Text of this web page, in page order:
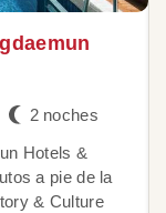
2 noches
Hotels &
a pie de la
& Culture